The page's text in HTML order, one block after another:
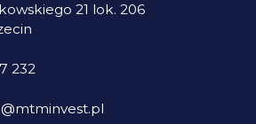
21 lok. 206
232